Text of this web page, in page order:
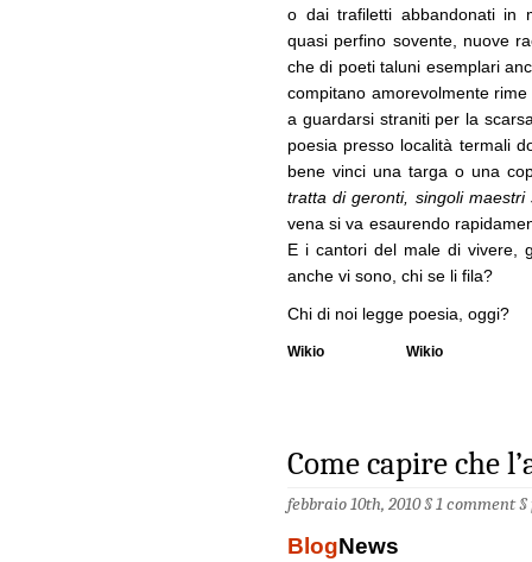
o dai trafiletti abbandonati in
quasi perfino sovente, nuove
che di poeti taluni esemplari
compitano amorevolmente
a guardarsi straniti per la
poesia presso località termali
bene vinci una targa o una
tratta di geronti, singoli maestri
vena si va esaurendo
E i cantori del male di vivere,
anche vi sono, chi se li fila?
Chi di noi legge poesia, oggi?
Wikio Wikio
Come capire che
febbraio 10th, 2010 §1 comment§
BlogNews